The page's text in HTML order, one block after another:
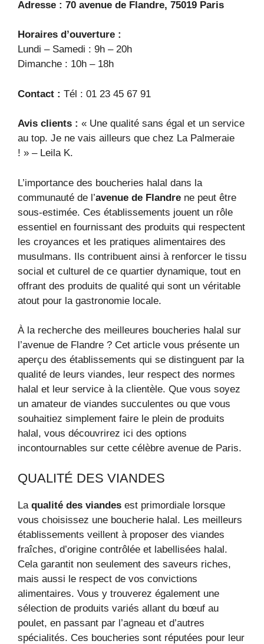
Adresse : 70 avenue de Flandre, 75019 Paris
Horaires d’ouverture :
Lundi – Samedi : 9h – 20h
Dimanche : 10h – 18h
Contact : Tél : 01 23 45 67 91
Avis clients : « Une qualité sans égal et un service
au top. Je ne vais ailleurs que chez La Palmeraie
! » – Leila K.
L’importance des boucheries halal dans la
communauté de l’avenue de Flandre ne peut être
sous-estimée. Ces établissements jouent un rôle
essentiel en fournissant des produits qui respectent
les croyances et les pratiques alimentaires des
musulmans. Ils contribuent ainsi à renforcer le tissu
social et culturel de ce quartier dynamique, tout en
offrant des produits de qualité qui sont un véritable
atout pour la gastronomie locale.
À la recherche des meilleures boucheries halal sur
l’avenue de Flandre ? Cet article vous présente un
aperçu des établissements qui se distinguent par la
qualité de leurs viandes, leur respect des normes
halal et leur service à la clientèle. Que vous soyez
un amateur de viandes succulentes ou que vous
souhaitiez simplement faire le plein de produits
halal, vous découvrirez ici des options
incontournables sur cette célèbre avenue de Paris.
QUALITÉ DES VIANDES
La qualité des viandes est primordiale lorsque
vous choisissez une boucherie halal. Les meilleurs
établissements veillent à proposer des viandes
fraîches, d’origine contrôlée et labellisées halal.
Cela garantit non seulement des saveurs riches,
mais aussi le respect de vos convictions
alimentaires. Vous y trouverez également une
sélection de produits variés allant du bœuf au
poulet, en passant par l’agneau et d’autres
spécialités. Ces boucheries sont réputées pour leur